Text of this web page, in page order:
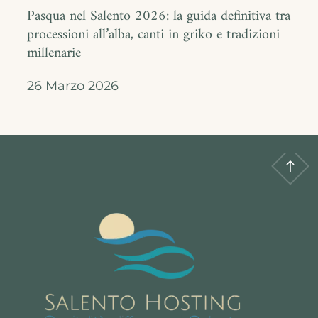
Pasqua nel Salento 2026: la guida definitiva tra
processioni all’alba, canti in griko e tradizioni
millenarie
26 Marzo 2026